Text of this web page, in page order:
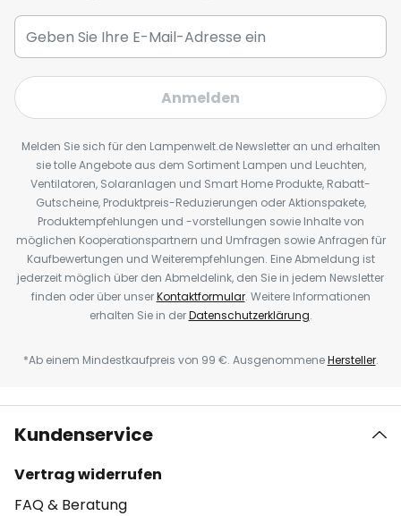
Anmelden
Melden Sie sich für den Lampenwelt.de Newsletter an und erhalten
sie tolle Angebote aus dem Sortiment Lampen und Leuchten,
Ventilatoren, Solaranlagen und Smart Home Produkte, Rabatt-
Gutscheine, Produktpreis-Reduzierungen oder Aktionspakete,
Produktempfehlungen und -vorstellungen sowie Inhalte von
möglichen Kooperationspartnern und Umfragen sowie Anfragen für
Kaufbewertungen und Weiterempfehlungen. Eine Abmeldung ist
jederzeit möglich über den Abmeldelink, den Sie in jedem Newsletter
finden oder über unserKontaktformular. Weitere Informationen
erhalten Sie in derDatenschutzerklärung.
*Ab einem Mindestkaufpreis von 99 €. AusgenommeneHersteller.
Kundenservice
Vertrag widerrufen
FAQ & Beratung